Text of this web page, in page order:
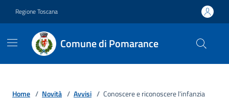
Regione Toscana
Comune di Pomarance
Home / Novità / Avvisi / Conoscere e riconoscere l'infanzia